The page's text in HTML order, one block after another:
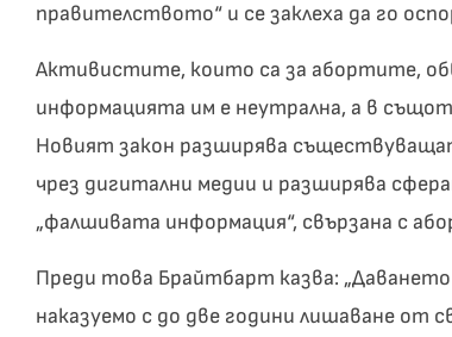
правителството“ и се заклеха да го
Активистите, които са за абортите,
информацията им е неутрална, а в
Новият закон разширява
чрез дигитални медии и разширява
„фалшивата информация“, свързана с
Преди това Брайтбарт казва:
наказуемо с до две години лишаване от